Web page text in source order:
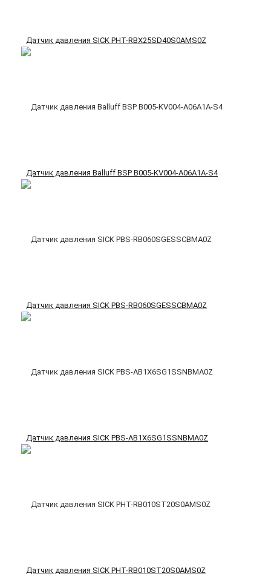
Датчик давления SICK PHT-RBX25SD40S0AMS0Z
Датчик давления Balluff BSP B005-KV004-A06A1A-S4
Датчик давления SICK PBS-RB060SGESSCBMA0Z
Датчик давления SICK PBS-AB1X6SG1SSNBMA0Z
Датчик давления SICK PHT-RB010ST20S0AMS0Z